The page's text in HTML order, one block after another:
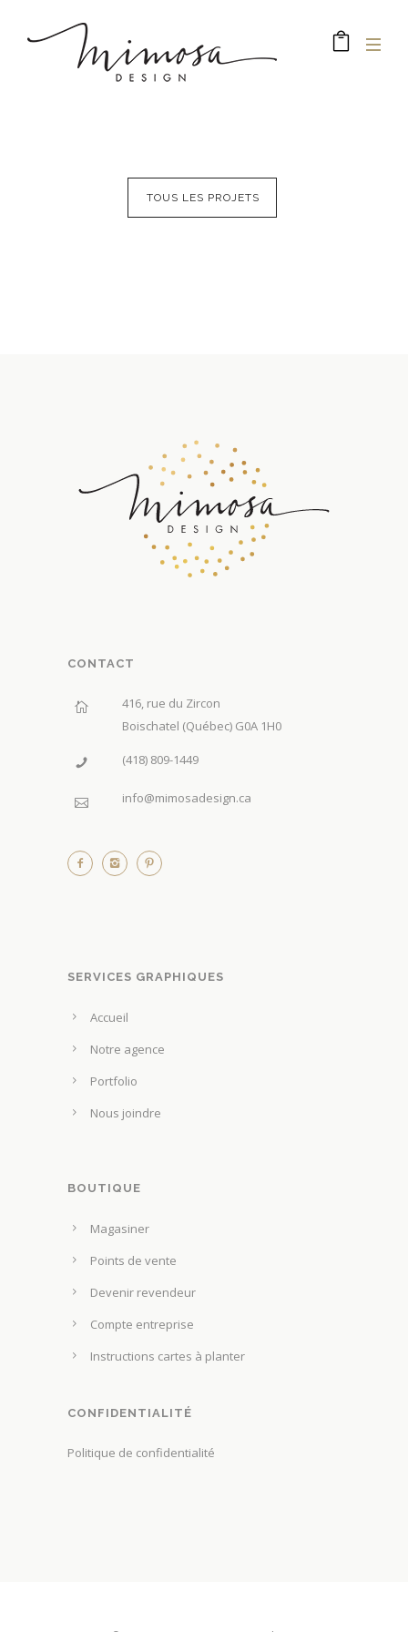
TOUS LES PROJETS
CONTACT
416, rue du Zircon
Boischatel (Québec) G0A 1H0
(418) 809-1449
info@mimosadesign.ca
SERVICES GRAPHIQUES
Accueil
Notre agence
Portfolio
Nous joindre
BOUTIQUE
Magasiner
Points de vente
Devenir revendeur
Compte entreprise
Instructions cartes à planter
CONFIDENTIALITÉ
Politique de confidentialité